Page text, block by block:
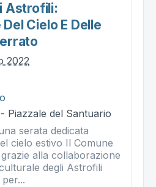
Astrofili:
Cielo E Delle
2022
Piazzale del Santuario
serata dedicata
cielo estivo Il Comune
alla collaborazione
degli Astrofili